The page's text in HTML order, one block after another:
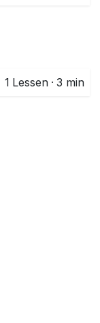
1 Lessen · 3 min